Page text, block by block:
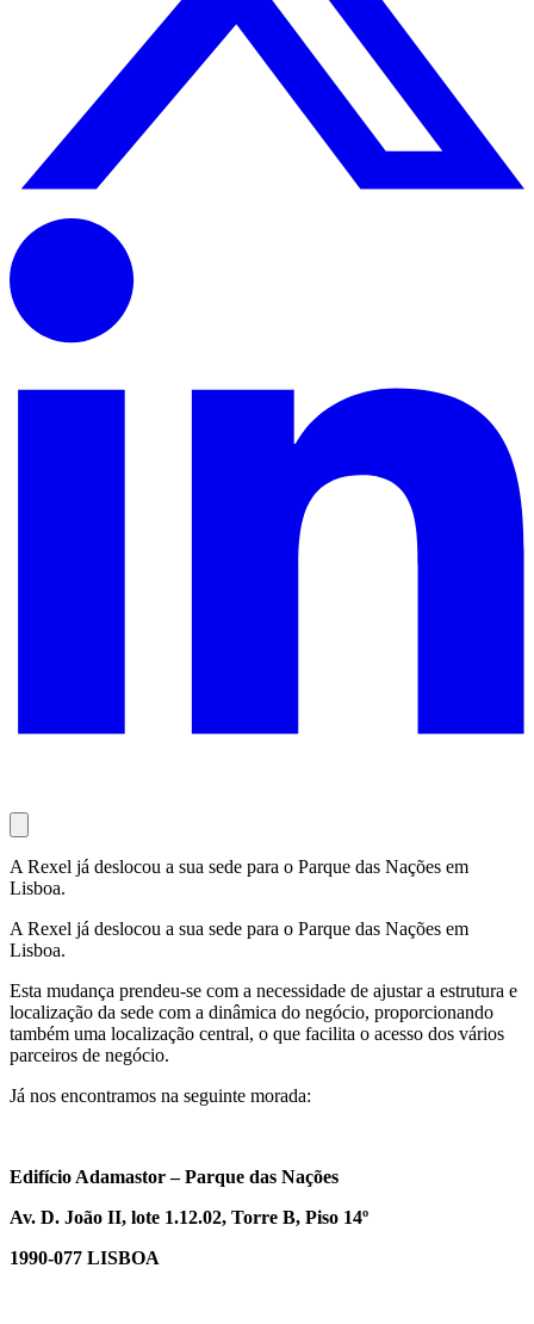
A Rexel já deslocou a sua sede para o Parque das Nações em
Lisboa.
A Rexel já deslocou a sua sede para o Parque das Nações em
Lisboa.
Esta mudança prendeu-se com a necessidade de ajustar a estrutura e
localização da sede com a dinâmica do negócio, proporcionando
também uma localização central, o que facilita o acesso dos vários
parceiros de negócio.
Já nos encontramos na seguinte morada:
Edifício Adamastor – Parque das Nações
Av. D. João II, lote 1.12.02, Torre B, Piso 14º
1990-077 LISBOA